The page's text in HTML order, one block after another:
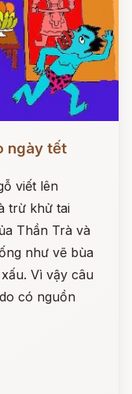
ngày tết
viết lên
trừ khử tai
Thần Trà và
như vẽ bùa
Vì vậy câu
có nguồn